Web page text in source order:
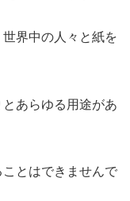
界中の人々と紙を
あらゆる用途があ
とはできませんで